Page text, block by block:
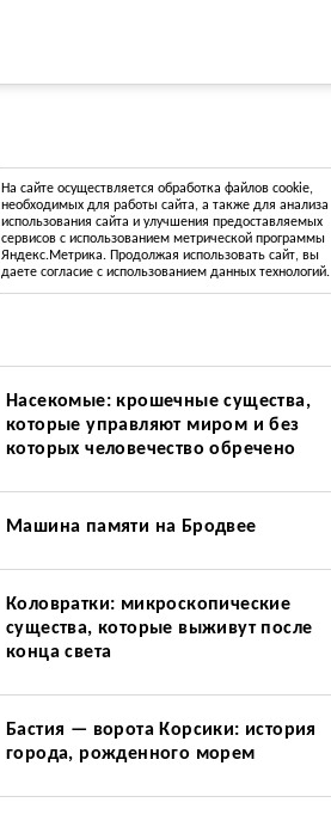
На сайте осуществляется обработка файлов cookie,
необходимых для работы сайта, а также для анализа
использования сайта и улучшения предоставляемых
сервисов с использованием метрической программы
Яндекс.Метрика. Продолжая использовать сайт, вы
даете согласие с использованием данных технологий.
Насекомые: крошечные существа,
которые управляют миром и без
которых человечество обречено
Машина памяти на Бродвее
Коловратки: микроскопические
существа, которые выживут после
конца света
Бастия — ворота Корсики: история
города, рожденного морем